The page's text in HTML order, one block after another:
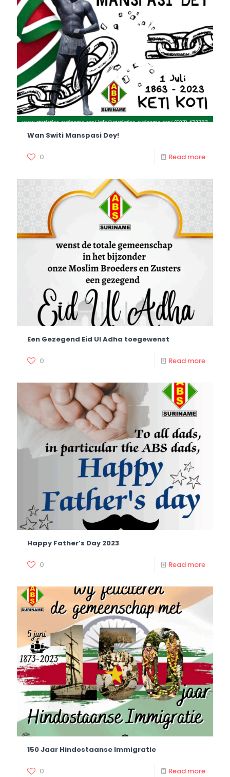
Wan Switi Manspasi Dey!
0 Read more
Een Gezegend Eid Ul Adha toegewenst
0 Read more
Happy Father’s Day 2023
0 Read more
150 Jaar Hindostaanse Immigratie
0 Read more